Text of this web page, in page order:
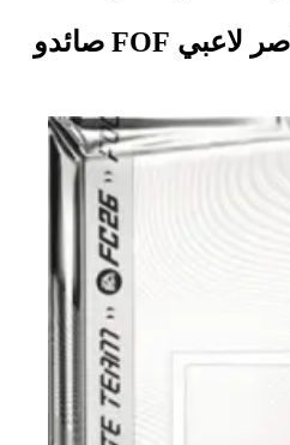
تحتوي على 3 من عناصر لاعبي FOF صائدو